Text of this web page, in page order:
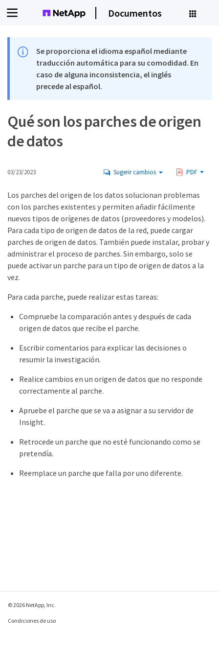
Documentos
Se proporciona el idioma español mediante
traducción automática para su comodidad. En
caso de alguna inconsistencia, el inglés
precede al español.
Qué son los parches de origen
de datos
03/23/2023 Sugerir cambios PDF
Los parches del origen de los datos solucionan problemas
con los parches existentes y permiten añadir fácilmente
nuevos tipos de orígenes de datos (proveedores y modelos).
Para cada tipo de origen de datos de la red, puede cargar
parches de origen de datos. También puede instalar, probar y
administrar el proceso de parches. Sin embargo, solo se
puede activar un parche para un tipo de origen de datos a la
vez.
Para cada parche, puede realizar estas tareas:
Compruebe la comparación antes y después de cada
origen de datos que recibe el parche.
Escribir comentarios para explicar las decisiones o
resumir la investigación.
Realice cambios en un origen de datos que no responde
correctamente al parche.
Apruebe el parche que se va a asignar a su servidor de
Insight.
Retrocede un parche que no esté funcionando como se
pretendía.
Reemplace un parche que falla por uno diferente.
© 2026 NetApp, Inc.
Condiciones de uso